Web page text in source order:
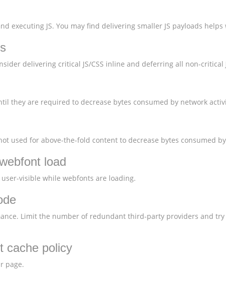
executing JS. You may find delivering smaller JS payloads
delivering critical JS/CSS inline and deferring all non-critical
they are required to decrease bytes consumed by network
used for above-the-fold content to decrease bytes consumed
load
visible while webfonts are loading.
Limit the number of redundant third-party providers and
cache policy
page.